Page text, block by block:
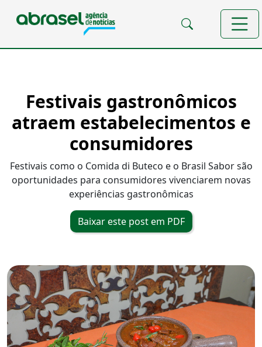
Festivais gastronômicos
atraem estabelecimentos e
consumidores
Festivais como o Comida di Buteco e o Brasil Sabor são
oportunidades para consumidores vivenciarem novas
experiências gastronômicas
Baixar este post em PDF